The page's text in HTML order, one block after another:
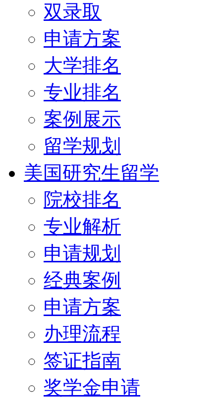
双录取
申请方案
大学排名
专业排名
案例展示
留学规划
美国研究生留学
院校排名
专业解析
申请规划
经典案例
申请方案
办理流程
签证指南
奖学金申请